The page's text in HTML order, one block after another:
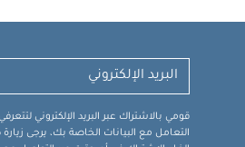
قومي بالاشتراك عبر البريد الإلكتروني
التعامل مع البيانات الخاصة بك، يرجى